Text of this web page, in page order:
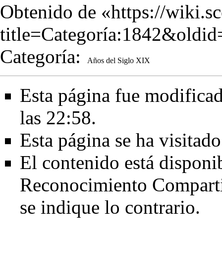
Obtenido de «https://
Categoría: Años del Siglo XIX
Esta página fue
las 22:58.
Esta página se ha
El contenido está
Reconocimiento
se indique lo contrario.